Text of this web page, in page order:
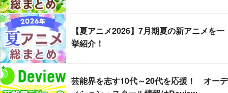
【夏アニメ2026】7月期夏の新アニメを一
挙紹介！
芸能界を志す10代～20代を応援！ オーデ